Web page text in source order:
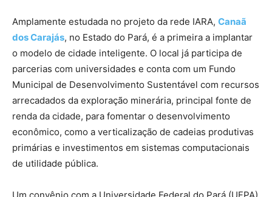
Amplamente estudada no projeto da rede IARA, Canaã
dos Carajás, no Estado do Pará, é a primeira a implantar
o modelo de cidade inteligente. O local já participa de
parcerias com universidades e conta com um Fundo
Municipal de Desenvolvimento Sustentável com recursos
arrecadados da exploração minerária, principal fonte de
renda da cidade, para fomentar o desenvolvimento
econômico, como a verticalização de cadeias produtivas
primárias e investimentos em sistemas computacionais
de utilidade pública.